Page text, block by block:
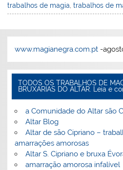
trabalhos de magia ,trabalhos de
www.magianegra.com.pt -
TODOS OS TRABALHOS DE
BRUXARIAS DO ALTAR. Leia e
a Comunidade do Altar são
Altar Blog
Altar de são Cipriano –
amarrações amorosas
Altar S. Cipriano e bruxa
amarração amorosa infalível